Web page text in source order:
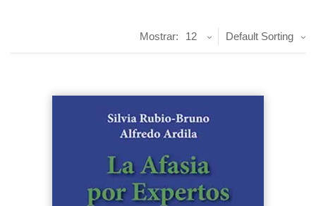
Default Sorting
Mostrar: 12